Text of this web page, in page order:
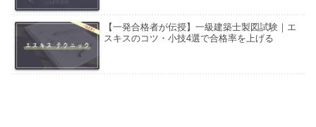
【一発合格者が伝授】一級建築士製図試験｜エ
スキスのコツ・小技4選で合格率を上げる